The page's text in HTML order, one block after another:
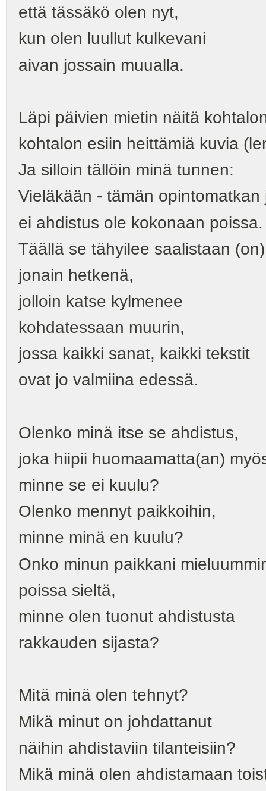
että tässäkö olen nyt,
kun olen luullut kulkevani
aivan jossain muualla.
Läpi päivien mietin näitä
kohtalon esiin heittämiä kuvia
Ja silloin tällöin minä tunnen:
Vieläkään - tämän opintomatkan
ei ahdistus ole kokonaan poissa.
Täällä se tähyilee saalistaan
jonain hetkenä,
jolloin katse kylmenee
kohdatessaan muurin,
jossa kaikki sanat, kaikki tekstit
ovat jo valmiina edessä.
Olenko minä itse se ahdistus,
joka hiipii huomaamatta(an)
minne se ei kuulu?
Olenko mennyt paikkoihin,
minne minä en kuulu?
Onko minun paikkani
poissa sieltä,
minne olen tuonut ahdistusta
rakkauden sijasta?
Mitä minä olen tehnyt?
Mikä minut on johdattanut
näihin ahdistaviin tilanteisiin?
Mikä minä olen ahdistamaan